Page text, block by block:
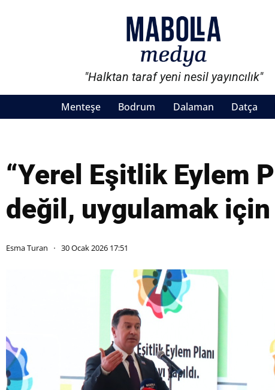
"Halktan taraf yeni nesil yayıncılık"
Menteşe Bodrum Dalaman Datça
“Yerel Eşitlik Eylem
değil, uygulamak için
Esma Turan 30 Ocak 2026 17:51